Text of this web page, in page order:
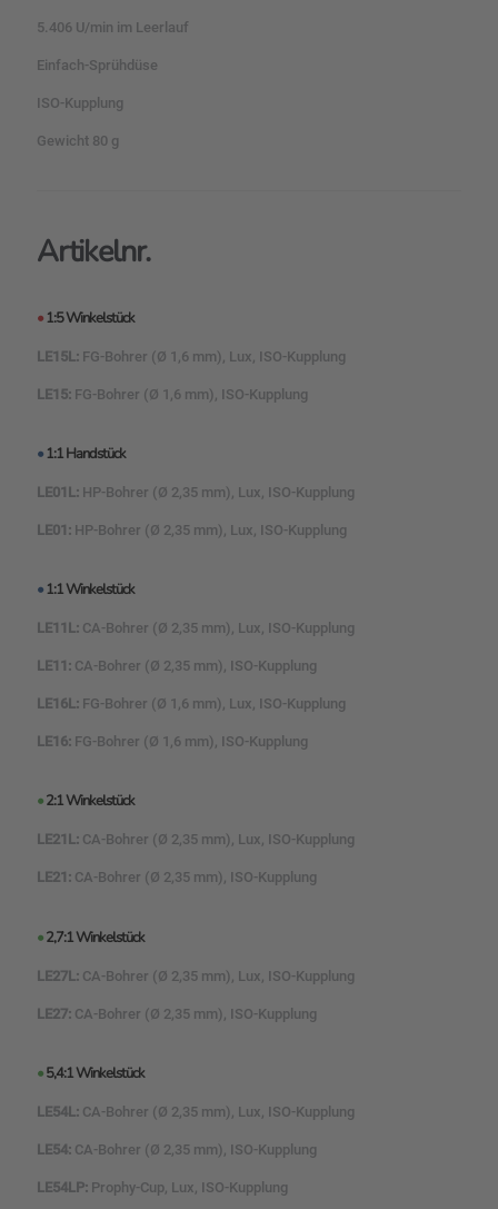
5.406 U/min im Leerlauf
Einfach-Sprühdüse
ISO-Kupplung
Gewicht 80 g
Artikelnr.
•1:5 Winkelstück
LE15L: FG-Bohrer (Ø 1,6 mm), Lux, ISO-Kupplung
LE15: FG-Bohrer (Ø 1,6 mm), ISO-Kupplung
•1:1 Handstück
LE01L: HP-Bohrer (Ø 2,35 mm), Lux, ISO-Kupplung
LE01: HP-Bohrer (Ø 2,35 mm), Lux, ISO-Kupplung
•1:1 Winkelstück
LE11L: CA-Bohrer (Ø 2,35 mm), Lux, ISO-Kupplung
LE11: CA-Bohrer (Ø 2,35 mm), ISO-Kupplung
LE16L: FG-Bohrer (Ø 1,6 mm), Lux, ISO-Kupplung
LE16: FG-Bohrer (Ø 1,6 mm), ISO-Kupplung
•2:1 Winkelstück
LE21L: CA-Bohrer (Ø 2,35 mm), Lux, ISO-Kupplung
LE21: CA-Bohrer (Ø 2,35 mm), ISO-Kupplung
•2,7:1 Winkelstück
LE27L: CA-Bohrer (Ø 2,35 mm), Lux, ISO-Kupplung
LE27: CA-Bohrer (Ø 2,35 mm), ISO-Kupplung
•5,4:1 Winkelstück
LE54L: CA-Bohrer (Ø 2,35 mm), Lux, ISO-Kupplung
LE54: CA-Bohrer (Ø 2,35 mm), ISO-Kupplung
LE54LP: Prophy-Cup, Lux, ISO-Kupplung